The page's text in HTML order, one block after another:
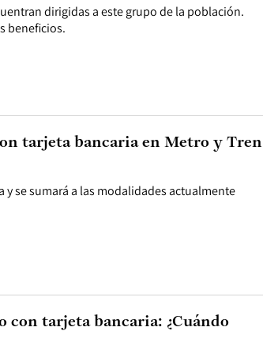
dirigidas a este grupo de la población.
beneficios.
y se sumará a las modalidades actualmente
tarjeta bancaria en Metro y Tren
con tarjeta bancaria: ¿Cuándo